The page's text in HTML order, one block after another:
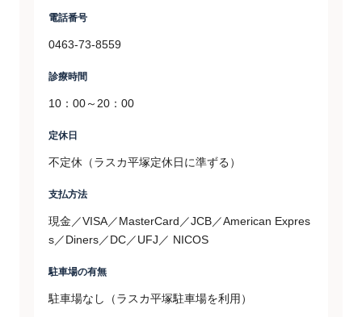
電話番号
0463-73-8559
診療時間
10：00～20：00
定休日
不定休（ラスカ平塚定休日に準ずる）
支払方法
現金／VISA／MasterCard／JCB／American Expres
s／Diners／DC／UFJ／ NICOS
駐車場の有無
駐車場なし（ラスカ平塚駐車場を利用）